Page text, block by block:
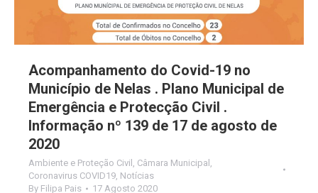
Acompanhamento do Covid-19 no
Município de Nelas . Plano Municipal de
Emergência e Protecção Civil .
Informação nº 139 de 17 de agosto de
2020
Ambiente e Proteção Civil , Câmara Municipal ,
Coronavirus COVID19, Notícias
By Filipa Pais 17 Agosto 2020